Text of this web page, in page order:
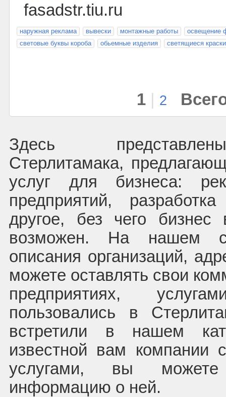
fasadstr.tiu.ru
наружная реклама вывески монтажные работы
освещение
световые буквы короба
обьемные изделия светящиеся краски
1| 2
Здесь
Стерлитамака,
услуг для бизнеса:
предприятий,
другое, без чего бизнес
возможен. На нашем
описания организаций,
можете оставлять свои
предприятиях,
пользовались в
встретили в нашем
известной вам компании
услугами, вы
информацию о ней.